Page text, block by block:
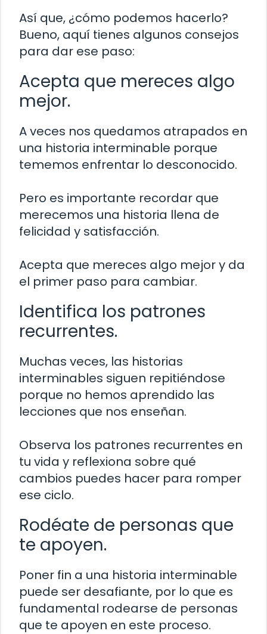
Así que, ¿cómo podemos hacerlo?
Bueno, aquí tienes algunos consejos
para dar ese paso:
Acepta que mereces algo
mejor.
A veces nos quedamos atrapados en
una historia interminable porque
tememos enfrentar lo desconocido.
Pero es importante recordar que
merecemos una historia llena de
felicidad y satisfacción.
Acepta que mereces algo mejor y da
el primer paso para cambiar.
Identifica los patrones
recurrentes.
Muchas veces, las historias
interminables siguen repitiéndose
porque no hemos aprendido las
lecciones que nos enseñan.
Observa los patrones recurrentes en
tu vida y reflexiona sobre qué
cambios puedes hacer para romper
ese ciclo.
Rodéate de personas que
te apoyen.
Poner fin a una historia interminable
puede ser desafiante, por lo que es
fundamental rodearse de personas
que te apoyen en este proceso.